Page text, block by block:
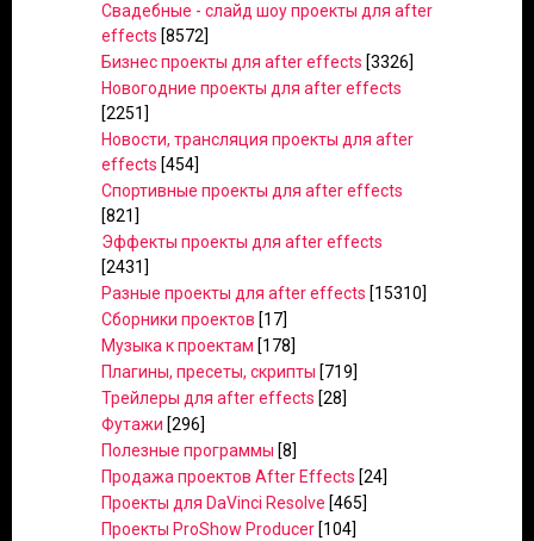
Свадебные - слайд шоу проекты для after
effects [8572]
Бизнес проекты для after effects [3326]
Новогодние проекты для after effects
[2251]
Новости, трансляция проекты для after
effects [454]
Спортивные проекты для after effects
[821]
Эффекты проекты для after effects
[2431]
Разные проекты для after effects [15310]
Сборники проектов [17]
Музыка к проектам [178]
Плагины, пресеты, скрипты [719]
Трейлеры для after effects [28]
Футажи [296]
Полезные программы [8]
Продажа проектов After Effects [24]
Проекты для DaVinci Resolve [465]
Проекты ProShow Producer [104]